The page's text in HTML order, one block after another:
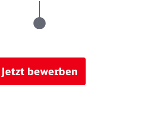
Jetzt bewerben